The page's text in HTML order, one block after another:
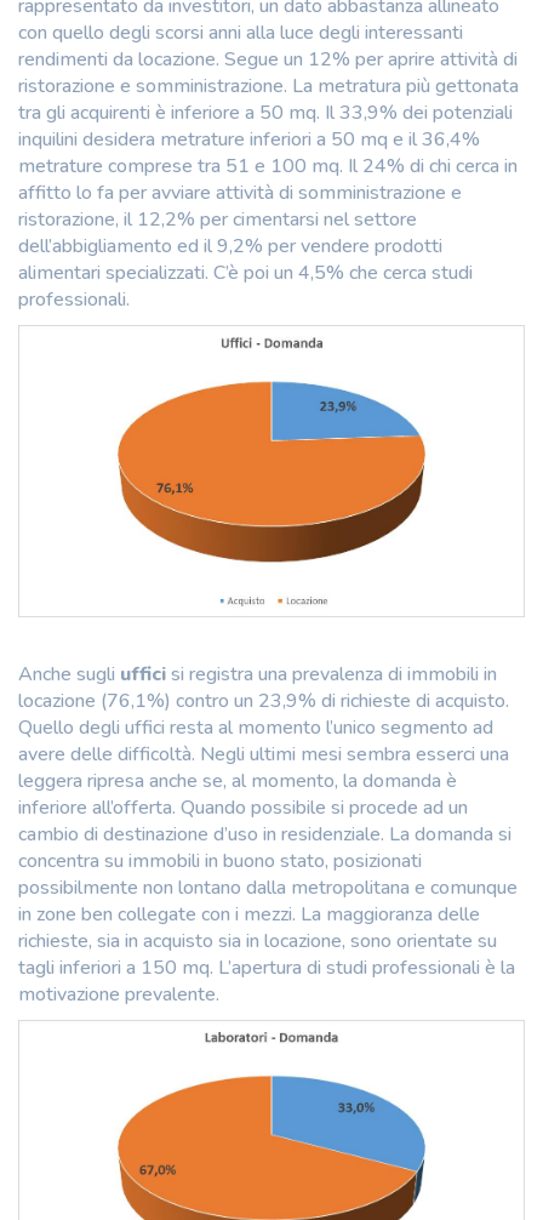
rappresentato da investitori, un dato abbastanza allineato
con quello degli scorsi anni alla luce degli interessanti
rendimenti da locazione. Segue un 12% per aprire attività di
ristorazione e somministrazione. La metratura più gettonata
tra gli acquirenti è inferiore a 50 mq. Il 33,9% dei potenziali
inquilini desidera metrature inferiori a 50 mq e il 36,4%
metrature comprese tra 51 e 100 mq. Il 24% di chi cerca in
affitto lo fa per avviare attività di somministrazione e
ristorazione, il 12,2% per cimentarsi nel settore
dell’abbigliamento ed il 9,2% per vendere prodotti
alimentari specializzati. C’è poi un 4,5% che cerca studi
professionali.
Anche sugli ufficisi registra una prevalenza di immobili in
locazione (76,1%) contro un 23,9% di richieste di acquisto.
Quello degli uffici resta al momento l’unico segmento ad
avere delle difficoltà. Negli ultimi mesi sembra esserci una
leggera ripresa anche se, al momento, la domanda è
inferiore all’offerta. Quando possibile si procede ad un
cambio di destinazione d’uso in residenziale. La domanda si
concentra su immobili in buono stato, posizionati
possibilmente non lontano dalla metropolitana e comunque
in zone ben collegate con i mezzi. La maggioranza delle
richieste, sia in acquisto sia in locazione, sono orientate su
tagli inferiori a 150 mq. L’apertura di studi professionali è la
motivazione prevalente.